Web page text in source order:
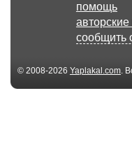
помощь
сообщить
© 2008-2026 Yaplakal.com.